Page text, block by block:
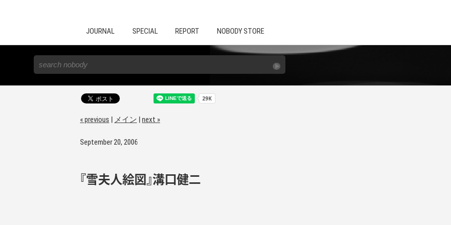
JOURNAL SPECIAL REPORT NOBODY STORE
« previous | メイン | next »
September 20, 2006
『雪夫人絵図』溝口健二